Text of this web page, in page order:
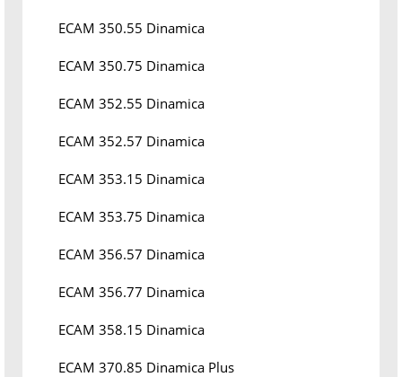
ECAM 350.55 Dinamica
ECAM 350.75 Dinamica
ECAM 352.55 Dinamica
ECAM 352.57 Dinamica
ECAM 353.15 Dinamica
ECAM 353.75 Dinamica
ECAM 356.57 Dinamica
ECAM 356.77 Dinamica
ECAM 358.15 Dinamica
ECAM 370.85 Dinamica Plus